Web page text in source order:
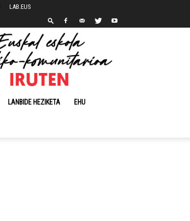
LAB.EUS
LANBIDE HEZIKETA EHU